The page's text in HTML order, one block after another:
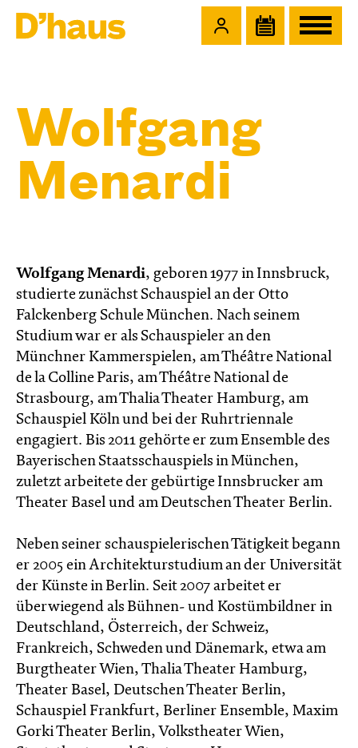
Wolfgang
Menardi
Wolfgang Menardi, geboren 1977 in Innsbruck,
studierte zunächst Schauspiel an der Otto
Falckenberg Schule München. Nach seinem
Studium war er als Schauspieler an den
Münchner Kammerspielen, am Théâtre National
de la Colline Paris, am Théâtre National de
Strasbourg, am Thalia Theater Hamburg, am
Schauspiel Köln und bei der Ruhrtriennale
engagiert. Bis 2011 gehörte er zum Ensemble des
Bayerischen Staatsschauspiels in München,
zuletzt arbeitete der gebürtige Innsbrucker am
Theater Basel und am Deutschen Theater Berlin.
Neben seiner schauspielerischen Tätigkeit begann
er 2005 ein Architekturstudium an der Universität
der Künste in Berlin. Seit 2007 arbeitet er
überwiegend als Bühnen- und Kostümbildner in
Deutschland, Österreich, der Schweiz,
Frankreich, Schweden und Dänemark, etwa am
Burgtheater Wien, Thalia Theater Hamburg,
Theater Basel, Deutschen Theater Berlin,
Schauspiel Frankfurt, Berliner Ensemble, Maxim
Gorki Theater Berlin, Volkstheater Wien,